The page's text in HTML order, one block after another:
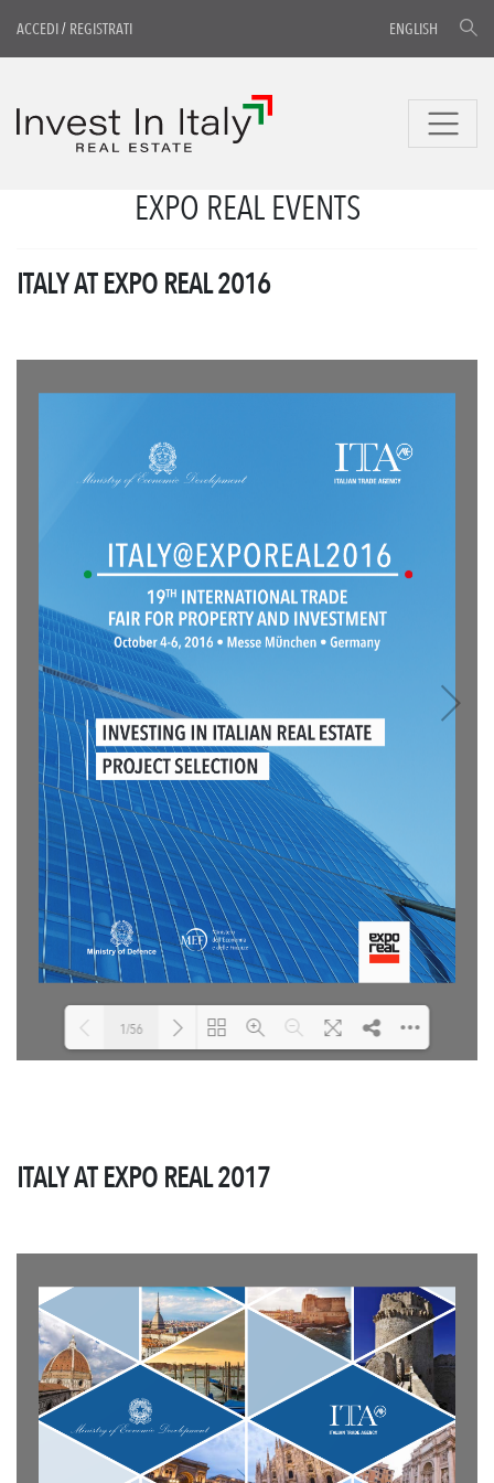
ACCEDI/ REGISTRATI ENGLISH
EXPO REAL EVENTS
ITALY AT EXPO REAL 2016
1/56
ITALY AT EXPO REAL 2017